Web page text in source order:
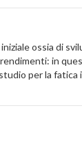
ossia di
in
per la